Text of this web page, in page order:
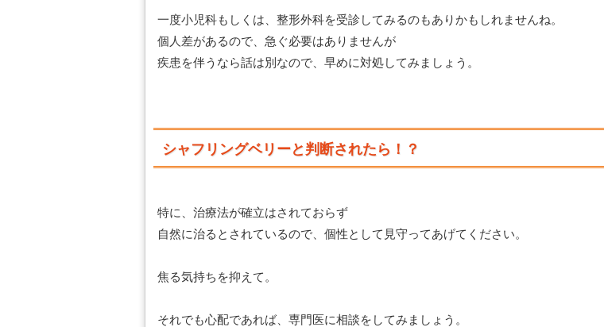
一度小児科もしくは、整形外科を受診してみるのもありかもしれませんね。
個人差があるので、急ぐ必要はありませんが
疾患を伴うなら話は別なので、早めに対処してみましょう。
シャフリングベリーと判断されたら！？
特に、治療法が確立はされておらず
自然に治るとされているので、個性として見守ってあげてください。
焦る気持ちを抑えて。
それでも心配であれば、専門医に相談をしてみましょう。